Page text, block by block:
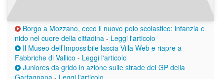
Borgo a Mozzano, ecco il nuovo polo scolastico: infanzia e
nido nel cuore della cittadina - Leggi l'articolo
Il Museo dell’Impossibile lascia Villa Web e riapre a
Fabbriche di Vallico - Leggi l'articolo
Juniores da grido in azione sulle strade del GP della